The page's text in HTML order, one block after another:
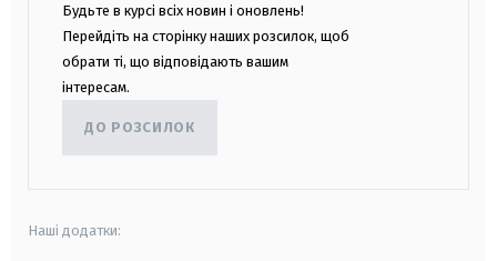
Будьте в курсі всіх новин і оновлень!
Перейдіть на сторінку наших розсилок, щоб
обрати ті, що відповідають вашим
інтересам.
ДО РОЗСИЛОК
Наші додатки: